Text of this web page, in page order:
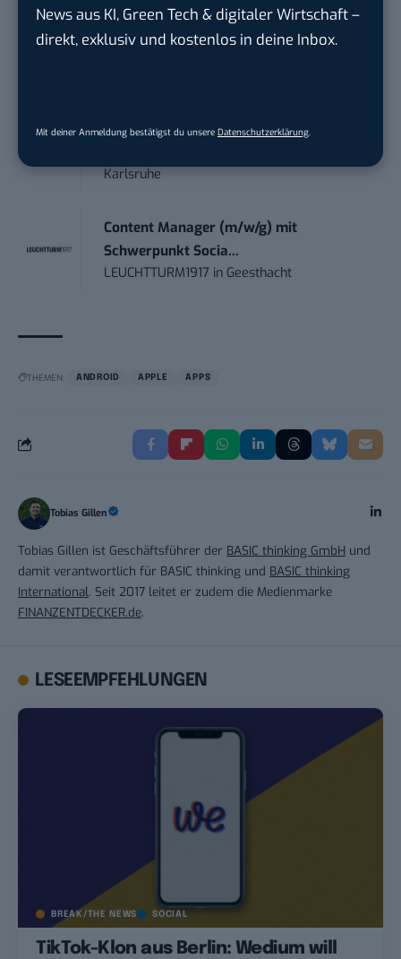
News aus KI, Green Tech & digitaler Wirtschaft –
direkt, exklusiv und kostenlos in deine Inbox.
Mit deiner Anmeldung bestätigst du unsere Datenschutzerklärung
Kommunikation mit d...
DIHK | Deutsche Industrie- und
Engagement / Soci...
Karlsruhe
Content Manager (m/w/g) mit
Schwerpunkt Socia...
LEUCHTTURM1917 in Geesthacht
THEMEN: ANDROID APPLE APPS
Tobias Gillen
Tobias Gillen ist Geschäftsführer der BASIC thinking GmbH und
damit verantwortlich für BASIC thinking und BASIC thinking
International. Seit 2017 leitet er zudem die Medienmarke
FINANZENTDECKER.de.
LESEEMPFEHLUNGEN
BREAK/THE NEWS SOCIAL
TikTok-Klon aus Berlin: Wedium will